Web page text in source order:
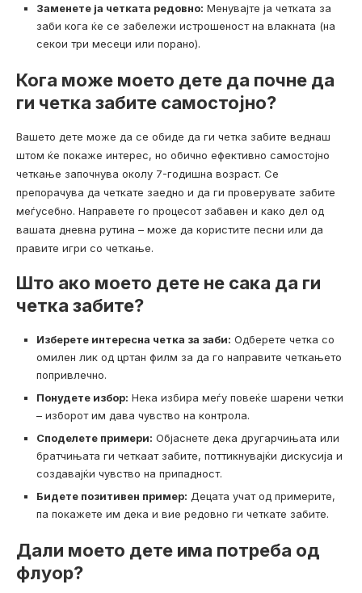
Заменете ја четката редовно: Менувајте ја четката за
заби кога ќе се забележи истрошеност на влакната (на
секои три месеци или порано).
Кога може моето дете да почне да
ги четка забите самостојно?
Вашето дете може да се обиде да ги четка забите веднаш
штом ќе покаже интерес, но обично ефективно самостојно
четкање започнува околу 7-годишна возраст. Се
препорачува да четкате заедно и да ги проверувате забите
меѓусебно. Направете го процесот забавен и како дел од
вашата дневна рутина – може да користите песни или да
правите игри со четкање.
Што ако моето дете не сака да ги
четка забите?
Изберете интересна четка за заби: Одберете четка со
омилен лик од цртан филм за да го направите четкањето
попривлечно.
Понудете избор: Нека избира меѓу повеќе шарени четки
– изборот им дава чувство на контрола.
Споделете примери: Објаснете дека другарчињата или
братчињата ги четкаат забите, поттикнувајќи дискусија и
создавајќи чувство на припадност.
Бидете позитивен пример: Децата учат од примерите,
па покажете им дека и вие редовно ги четкате забите.
Дали моето дете има потреба од
флуор?